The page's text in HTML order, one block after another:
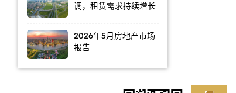
调，租赁需求持续增长
2026年5月房地产市场
报告